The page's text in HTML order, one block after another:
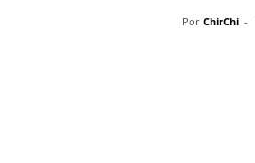
Por ChirChi -